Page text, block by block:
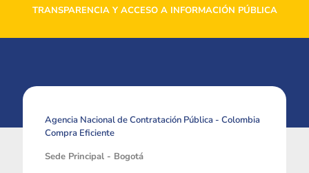
TRANSPARENCIA Y ACCESO A INFORMACIÓN PÚBLICA
Agencia Nacional de Contratación Pública - Colombia
Compra Eficiente
Sede Principal - Bogotá